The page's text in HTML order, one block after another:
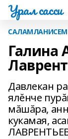
Урал сасси
САЛАМЛАНИСЕМ
Галина
Давлекан
ялĕнче
мăшăра,
кукамая,